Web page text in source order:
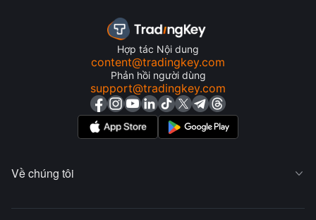
Hợp tác Nội dung
content@tradingkey.com
Phản hồi người dùng
support@tradingkey.com
Về chúng tôi 